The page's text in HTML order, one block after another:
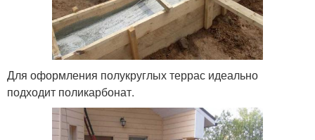
Для оформления полукруглых террас идеально
подходит поликарбонат.